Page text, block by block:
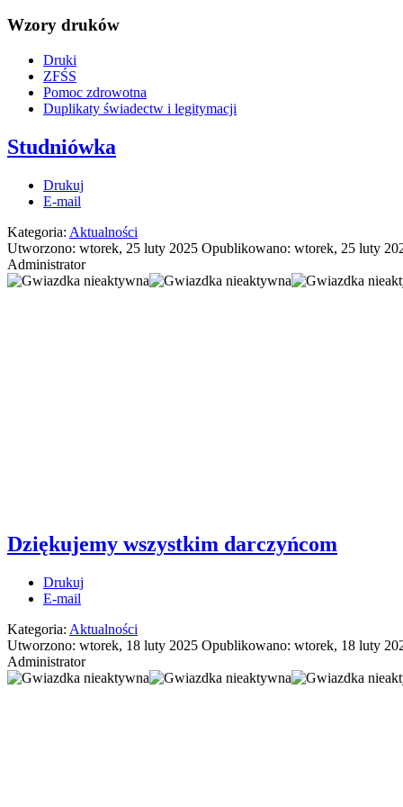
Wzory druków
Druki
ZFŚS
Pomoc zdrowotna
Duplikaty świadectw i legitymacji
Studniówka
Drukuj
E-mail
Kategoria: Aktualności
Utworzono: wtorek, 25 luty 2025 Opublikowano: wtorek, 25 luty
Administrator
Dziękujemy wszystkim darczyńcom
Drukuj
E-mail
Kategoria: Aktualności
Utworzono: wtorek, 18 luty 2025 Opublikowano: wtorek, 18 luty
Administrator